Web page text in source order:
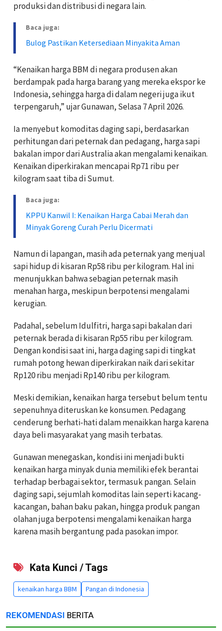
produksi dan distribusi di negara lain.
Baca juga:
Bulog Pastikan Ketersediaan Minyakita Aman
“Kenaikan harga BBM di negara produsen akan
berdampak pada harga barang yang mereka ekspor ke
Indonesia, sehingga harga di dalam negeri juga ikut
terpengaruh,” ujar Gunawan, Selasa 7 April 2026.
Ia menyebut komoditas daging sapi, berdasarkan
perhitungan dari peternak dan pedagang, harga sapi
bakalan impor dari Australia akan mengalami kenaikan.
Kenaikan diperkirakan mencapai Rp71 ribu per
kilogram saat tiba di Sumut.
Baca juga:
KPPU Kanwil I: Kenaikan Harga Cabai Merah dan
Minyak Goreng Curah Perlu Dicermati
Namun di lapangan, masih ada peternak yang menjual
sapi hidup di kisaran Rp58 ribu per kilogram. Hal ini
menunjukkan bahwa sebagian peternak masih
menahan harga, meskipun berpotensi mengalami
kerugian.
Padahal, sebelum Idulfitri, harga sapi bakalan dari
peternak berada di kisaran Rp55 ribu per kilogram.
Dengan kondisi saat ini, harga daging sapi di tingkat
rumah potong hewan diperkirakan naik dari sekitar
Rp120 ribu menjadi Rp140 ribu per kilogram.
Meski demikian, kenaikan harga tersebut belum tentu
sepenuhnya diteruskan ke konsumen. Pedagang
cenderung berhati-hati dalam menaikkan harga karena
daya beli masyarakat yang masih terbatas.
Gunawan menegaskan, kondisi ini menjadi bukti
kenaikan harga minyak dunia memiliki efek berantai
terhadap berbagai sektor, termasuk pangan. Selain
daging sapi, sejumlah komoditas lain seperti kacang-
kacangan, bahan baku pakan, hingga produk pangan
olahan juga berpotensi mengalami kenaikan harga
karena masih bergantung pada pasokan impor.
Kata Kunci / Tags
kenaikan harga BBM Pangan di Indonesia
REKOMENDASI BERITA